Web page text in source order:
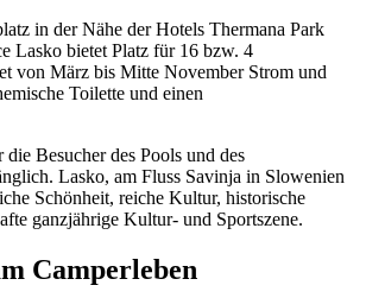
in der Nähe der Hotels Thermana Park
Lasko bietet Platz für 16 bzw. 4
von März bis Mitte November Strom und
Toilette und einen
Besucher des Pools und des
Lasko, am Fluss Savinja in Slowenien
Schönheit, reiche Kultur, historische
ganzjährige Kultur- und Sportszene.
Camperleben